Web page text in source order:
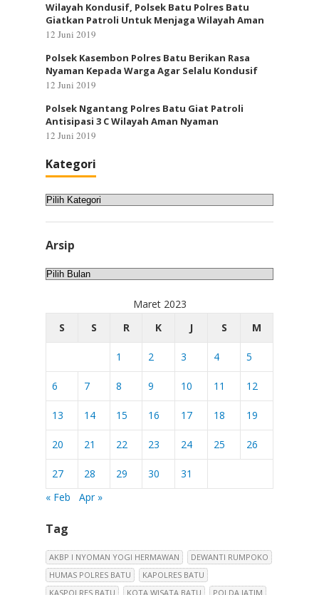
Wilayah Kondusif, Polsek Batu Polres Batu
Giatkan Patroli Untuk Menjaga Wilayah Aman
12 Juni 2019
Polsek Kasembon Polres Batu Berikan Rasa
Nyaman Kepada Warga Agar Selalu Kondusif
12 Juni 2019
Polsek Ngantang Polres Batu Giat Patroli
Antisipasi 3 C Wilayah Aman Nyaman
12 Juni 2019
Kategori
Kategori
Arsip
Arsip
Maret 2023
S
S R K J S M
1 2 3 4 5
6 7 8 9 10 11 12
13 14 15 16 17 18 19
20 21 22 23 24 25 26
27 28 29 30
31
« Feb
Apr »
Tag
AKBP I NYOMAN YOGI HERMAWAN
DEWANTI RUMPOKO
HUMAS POLRES BATU
KAPOLRES BATU
KASPOLRES BATU
KOTA WISATA BATU POLDA JATIM